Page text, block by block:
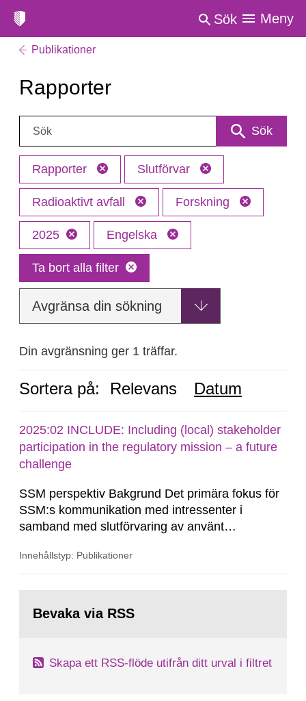
Sök Meny
Publikationer
Rapporter
Sök: Sök
Rapporter Slutförvar
Radioaktivt avfall Forskning
2025 Engelska
Ta bort alla filter
Avgränsa din sökning
Din avgränsning ger 1 träffar.
Sortera på: Relevans Datum
2025:02 INCLUDE: Including (local) stakeholder
participation in the regulatory mission – a future
challenge
SSM perspektiv Bakgrund Det primära fokus för
SSM:s kommunikation med intressenter i
samband med slutförvaring av använt
legat på formella samrådsprocesser kring den
tillståndsansökningar enligt kärntekniklagen.
Innehållstyp: Publikationer
sida:Bevaka via RSS
Skapa ett RSS-flöde utifrån ditt urval i filtret